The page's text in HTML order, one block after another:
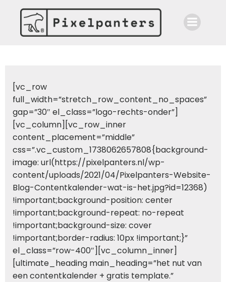
Ga
naar
de
[vc_row
full_width=”stretch_row_content_no_spaces”
gap=”30″ el_class=”logo-rechts-onder”]
[vc_column][vc_row_inner
content_placement=”middle”
css=”.vc_custom_1738062657808{background-
image: url(https://pixelpanters.nl/wp-
content/uploads/2021/04/Pixelpanters-Website-
Blog-Contentkalender-wat-is-het.jpg?id=12368)
!important;background-position: center
!important;background-repeat: no-repeat
!important;background-size: cover
!important;border-radius: 10px !important;}”
el_class=”row-400″][vc_column_inner]
[ultimate_heading main_heading=”het nut van
een contentkalender + gratis template.”